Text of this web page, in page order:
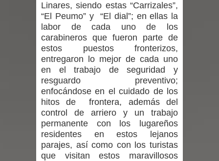
en la alta cordillera del Maule por su
impacto ambiental
INDAP entregó $189 millones en
incentivos a usuarios de PRODESAL
de la provincia de Linares
Municipalidad de Curicó apuesta a la
innovación en tecnología educativa
con nuevas pantallas interactivas del
Linares, siendo estas “Carrizales”,
“El Peumo” y “El dial”; en ellas la
labor de cada uno de los
carabineros que fueron parte de
estos puestos fronterizos,
entregaron lo mejor de cada uno
en el trabajo de seguridad y
resguardo preventivo;
enfocándose en el cuidado de los
hitos de frontera, además del
control de arriero y un trabajo
permanente con los lugareños
residentes en estos lejanos
parajes, así como con los turistas
que visitan estos maravillosos